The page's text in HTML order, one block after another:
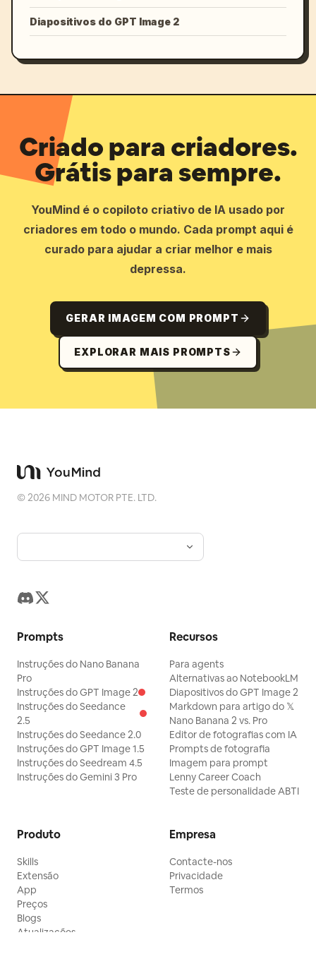
Diapositivos do GPT Image 2
Criado para criadores.
Grátis para sempre.
YouMind é o copiloto criativo de IA usado por
criadores em todo o mundo. Cada prompt aqui é
curado para ajudar a criar melhor e mais
depressa.
GERAR IMAGEM COM PROMPT
EXPLORAR MAIS PROMPTS
©2026 MIND MOTOR PTE. LTD.
Prompts
Instruções do Nano Banana
Pro
Instruções do GPT Image 2
Instruções do Seedance
2.5
Instruções do Seedance 2.0
Instruções do GPT Image 1.5
Instruções do Seedream 4.5
Instruções do Gemini 3 Pro
Recursos
Para agents
Alternativas ao NotebookLM
Diapositivos do GPT Image 2
Markdown para artigo do 𝕏
Nano Banana 2 vs. Pro
Editor de fotografias com IA
Prompts de fotografia
Imagem para prompt
Lenny Career Coach
Teste de personalidade ABTI
Produto
Skills
Extensão
App
Preços
Blogs
Atualizações
Empresa
Contacte-nos
Privacidade
Termos